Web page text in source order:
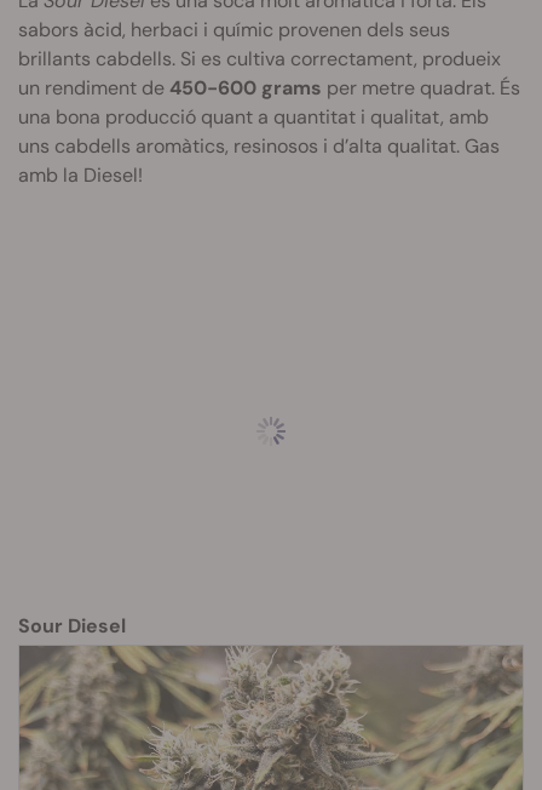
sabors àcid, herbaci i químic provenen dels seus
brillants cabdells. Si es cultiva correctament, produeix
un rendiment de 450-600 grams per metre quadrat. És
una bona producció quant a quantitat i qualitat, amb
uns cabdells aromàtics, resinosos i d’alta qualitat. Gas
amb la Diesel!
Sour Diesel